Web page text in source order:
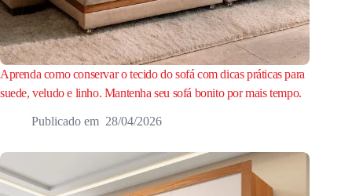
Aprenda como conservar o tecido do sofá com dicas práticas para
suede, veludo e linho. Mantenha seu sofá bonito por mais tempo.
28/04/2026